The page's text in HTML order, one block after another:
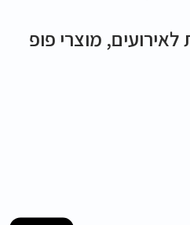
מוצרי פופ